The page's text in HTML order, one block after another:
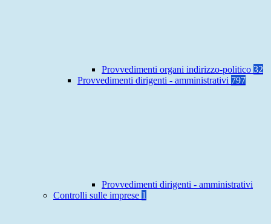
Provvedimenti organi indirizzo-politico 32
Provvedimenti dirigenti - amministrativi 797
Provvedimenti dirigenti - amministrativi
Controlli sulle imprese 1